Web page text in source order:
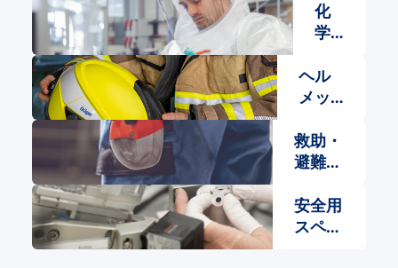
化
学
護
服​
ヘル
メッ
保護
眼鏡​
救助・
避難用
安全用
スペア